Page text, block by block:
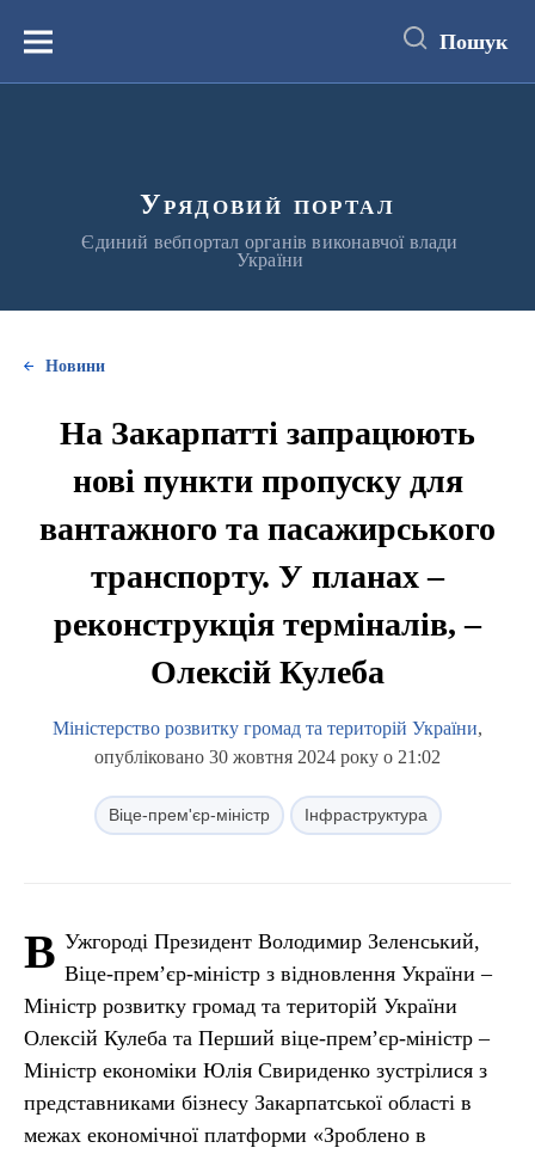
вмістуМеню Пошук
Урядовий портал
Єдиний вебпортал органів виконавчої влади
України
Новини
На Закарпатті запрацюють
нові пункти пропуску для
вантажного та пасажирського
транспорту. У планах –
реконструкція терміналів, –
Олексій Кулеба
Міністерство розвитку громад та територій України,
опубліковано 30 жовтня 2024 року о 21:02
Віце-прем'єр-міністр Інфраструктура
В Ужгороді Президент Володимир Зеленський,
Віце-прем’єр-міністр з відновлення України –
Міністр розвитку громад та територій України
Олексій Кулеба та Перший віце-прем’єр-міністр –
Міністр економіки Юлія Свириденко зустрілися з
представниками бізнесу Закарпатської області в
межах економічної платформи «Зроблено в